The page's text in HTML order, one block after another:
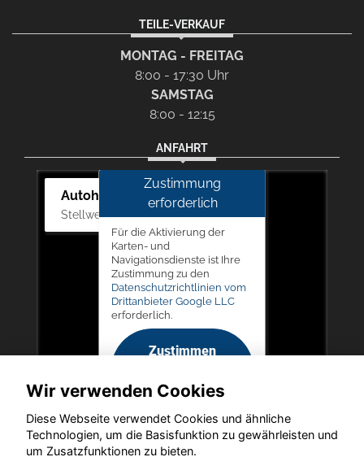
TEILE-VERKAUF
MONTAG - FREITAG
8:00 - 17:30 Uhr
SAMSTAG
8:00 - 12:15
ANFAHRT
Autohaus Picker
Stellwerk 5, 57368 Lennestadt
Zustimmung
erforderlich
Für die Aktivierung der
Karten- und
Navigationsdienste ist Ihre
Zustimmung zu den
Datenschutzrichtlinien vom
Drittanbieter Google LLC
erforderlich.
Zustimmen
aktivieren
Wir verwenden Cookies
Diese Webseite verwendet Cookies und ähnliche
Technologien, um die Basisfunktion zu gewährleisten und
um Zusatzfunktionen zu bieten.